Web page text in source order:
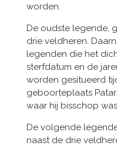
worden.
De oudste legende,
drie veldheren.
legenden die het
sterfdatum en de
worden gesitueerd
geboorteplaats
waar hij bisschop
De volgende
naast de drie